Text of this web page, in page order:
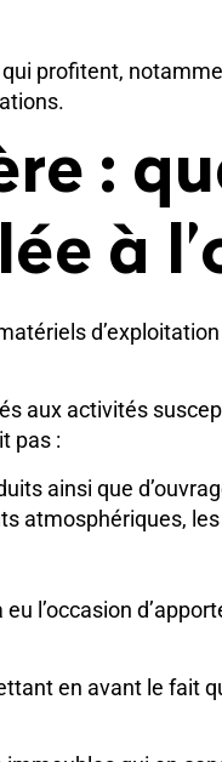
profitent,
:
à
aux activités
pas :
ainsi que
atmosphériques,
l’occasion
en avant le fait